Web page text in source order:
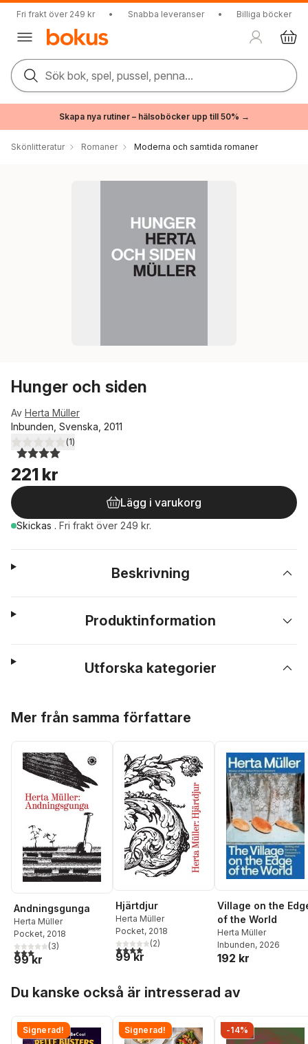
Fri frakt över 249 kr • Snabba leveranser • Billiga böcker
Sök bok, spel, pussel, penna...
Skapa nya rutiner – hälsoböcker upp till 50% →
Skönlitteratur Romaner Moderna och samtida romaner
Hunger och siden
Av Herta Müller
Inbunden, Svenska, 2011
4,0utav 5 stjärnor. Totalt antal röster:
(1)
221 kr
Lägg i varukorg
Skickas . Fri frakt över 249 kr.
Beskrivning
Produktinformation
Utforska kategorier
Mer från samma författare
Andningsgunga
Herta Müller
Pocket, 2018
3,0utav 5 stjärnor. Totalt antal röster:
(3)
99 kr
Hjärtdjur
Herta Müller
Pocket, 2018
4,0utav 5 stjärnor. Totalt antal röster:
(2)
99 kr
Village on the
of the World
Herta Müller
Inbunden, 2026
192 kr
Du kanske också är intresserad av
Signerad! Signerad! -14%